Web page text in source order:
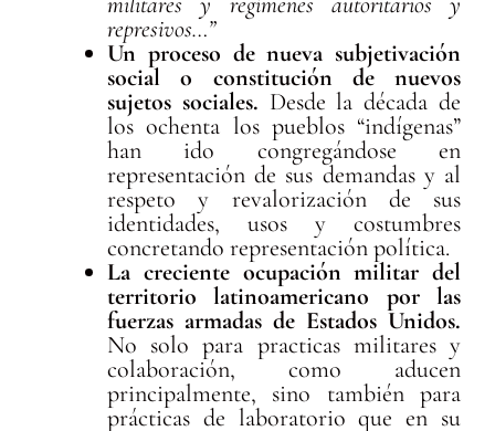
represivos…”
Un proceso de nueva subjetivación
social o constitución de nuevos
sujetos sociales. Desde la década de
los ochenta los pueblos “indígenas”
han ido congregándose en
representación de sus demandas y al
respeto y revalorización de sus
identidades, usos y costumbres
concretando representación política.
La creciente ocupación militar del
territorio latinoamericano por las
fuerzas armadas de Estados Unidos.
No solo para practicas militares y
colaboración, como aducen
principalmente, sino también para
prácticas de laboratorio que en su